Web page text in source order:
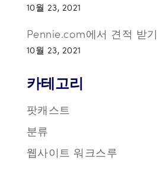
10월 23, 2021
Pennie.com에서 견적 받기
10월 23, 2021
카테고리
팟캐스트
분류
웹사이트 워크스루